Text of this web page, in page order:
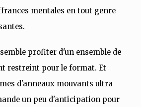
mentales en tout genre
profiter d'un ensemble de
restreint pour le format. Et
d'anneaux mouvants ultra
un peu d'anticipation pour